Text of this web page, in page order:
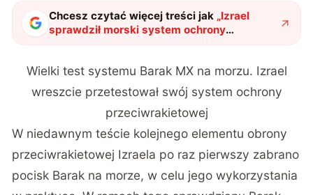
Chcesz czytać więcej treści jak „Izrael
sprawdził morski system ochrony
przeciwrakietowej. Barak MX zniszczył
Wielki test systemu Barak MX na morzu. Izrael
wreszcie przetestował swój system ochrony
przeciwrakietowej
W niedawnym teście kolejnego elementu obrony
przeciwrakietowej Izraela po raz pierwszy zabrano
pocisk Barak na morze, w celu jego wykorzystania